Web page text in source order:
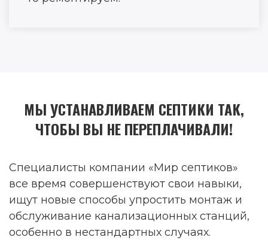
МЫ УСТАНАВЛИВАЕМ СЕПТИКИ ТАК,
ЧТОБЫ ВЫ НЕ ПЕРЕПЛАЧИВАЛИ!
Специалисты компании «Мир септиков»
все время совершенствуют свои навыки,
ищут новые способы упростить монтаж и
обслуживание канализационных станций,
особенно в нестандартных случаях.